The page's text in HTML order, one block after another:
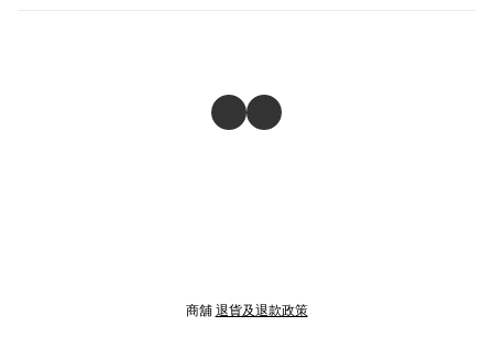
商舖 退貨及退款政策